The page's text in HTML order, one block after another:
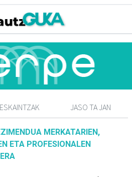
ESKAINTZAK JASO TA JAN
MERKATARIEN,
ETA PROFESIONALEN